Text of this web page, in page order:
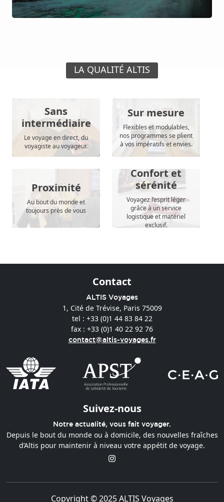
LA QUALITÉ ALTIS
Sans
intermédiaire
Le voyage en direct, du
voyagiste au voyageur.
Sur mesure
Flexibles et modulables,
nos programmes se plient
à vos impératifs et envies.
Proximité
Au bout du monde et
toujours près de vous
Confort et
sérénité
Voyagez l’esprit léger
grâce à un service
logistique et matériel
exclusif.
Contact
ALTIS Voyages
1, Cité de Trévise, Paris 75009
tel : +33 (0)1 44 83 84 22
fax : +33 (0)1 40 22 92 76
contact@altis-voyages.fr
Suivez-nous
Notre actualité, vous fait voyager.
Depuis le bout du monde ou à domicile, des nouvelles fraîches
d’Altis pour maintenir à niveau votre appétit de voyage.
Copyright © 2025 ALTIS Voyages